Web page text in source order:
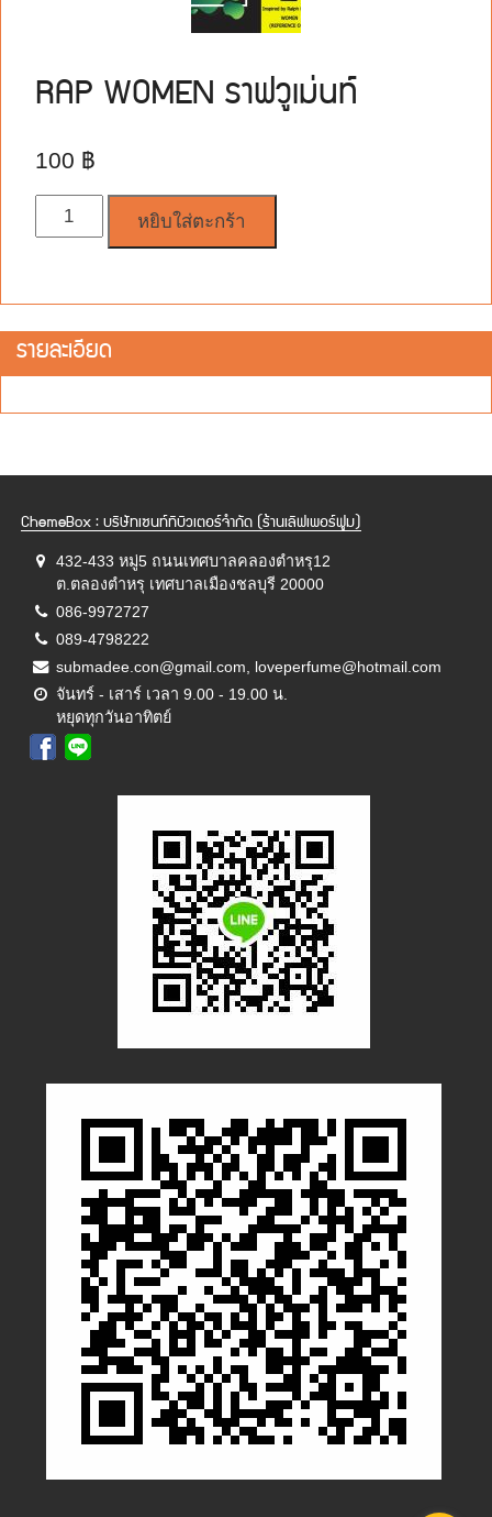
RAP WOMEN ราฟวูเม่นท์
100 ฿
จำนวน
หยิบใส่ตะกร้า
รายละเอียด
ChemeBox : บริษัทเซนท์ทิบิวเตอร์จำกัด (ร้านเลิฟเพอร์ฟูม)
432-433 หมู่5 ถนนเทศบาลคลองตำหรุ12
ต.ตลองตำหรุ เทศบาลเมืองชลบุรี 20000
086-9972727
089-4798222
submadee.con@gmail.com, loveperfume@hotmail.com
จันทร์ - เสาร์ เวลา 9.00 - 19.00 น.
หยุดทุกวันอาทิตย์